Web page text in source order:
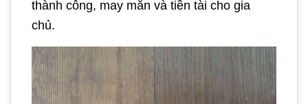
thành công, may mắn và tiền tài cho gia
chủ.